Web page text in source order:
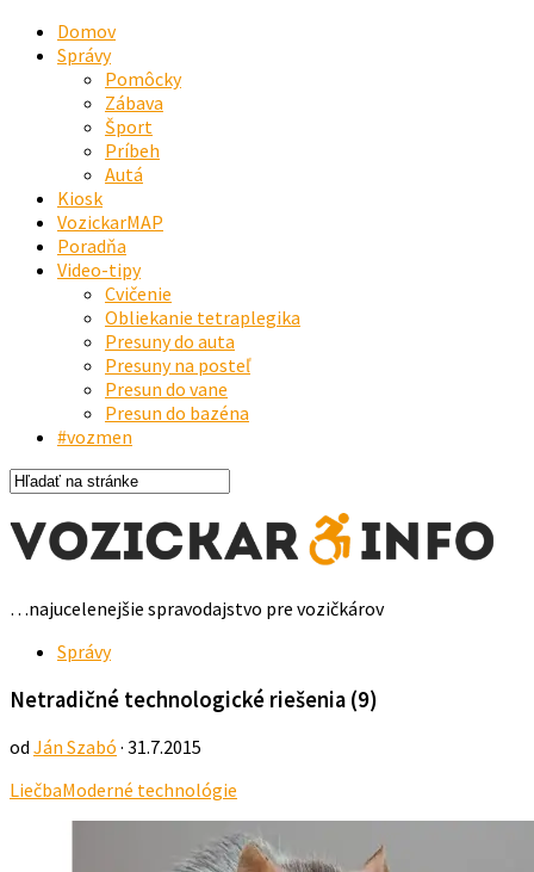
Domov
Správy
Pomôcky
Zábava
Šport
Príbeh
Autá
Kiosk
VozickarMAP
Poradňa
Video-tipy
Cvičenie
Obliekanie tetraplegika
Presuny do auta
Presuny na posteľ
Presun do vane
Presun do bazéna
#vozmen
…najucelenejšie spravodajstvo pre vozičkárov
Správy
Netradičné technologické riešenia (9)
od Ján Szabó · 31.7.2015
LiečbaModerné technológie